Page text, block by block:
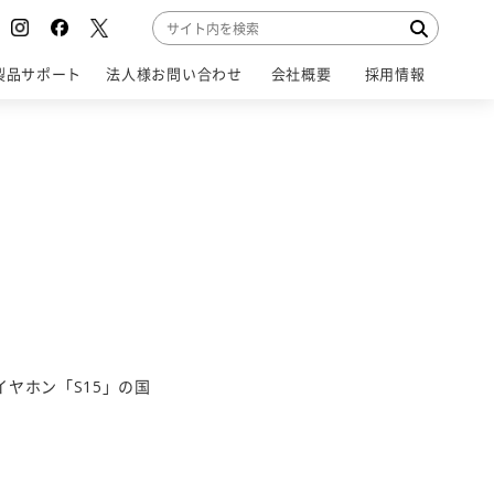
品サポート
法人様お問い合わせ
会社概要
採用情報
ヤホン「S15」の国